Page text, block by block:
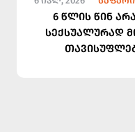
6 წლის წინ
სექსუალურად